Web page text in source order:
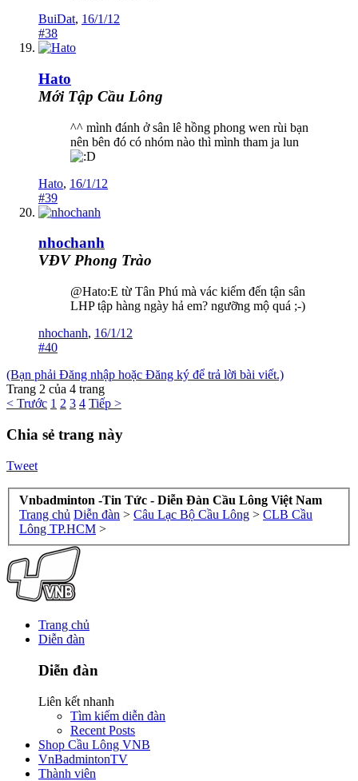
BuiDat, 16/1/12
#38
Hato
Mới Tập Cầu Lông
^^ mình đánh ở sân lê hồng phong wen rùi bạn
nên bên đó có nhóm nào thì mình tham ja lun
Hato, 16/1/12
#39
nhochanh
VĐV Phong Trào
@Hato:E từ Tân Phú mà vác kiếm đến tận sân
LHP tập hàng ngày hả em? ngưỡng mộ quá ;-)
nhochanh, 16/1/12
#40
(Bạn phải Đăng nhập hoặc Đăng ký để trả lời bài viết.)
Trang 2 của 4 trang
< Trước 1 2 3 4 Tiếp >
Chia sẻ trang này
Tweet
Vnbadminton -Tin Tức - Diễn Đàn Cầu Lông Việt Nam
Trang chủ Diễn đàn > Câu Lạc Bộ Cầu Lông > CLB Cầu
Lông TP.HCM >
Trang chủ
Diễn đàn
Diễn đàn
Liên kết nhanh
Tìm kiếm diễn đàn
Recent Posts
Shop Cầu Lông VNB
VnBadmintonTV
Thành viên